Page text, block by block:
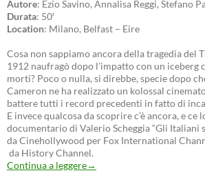
Autore: Ezio Savino, Annalisa Reggi, Stefano
Durata: 50′
Location: Milano, Belfast – Eire
Cosa non sappiamo ancora della tragedia del
1912 naufragò dopo l’impatto con un iceberg
morti? Poco o nulla, si direbbe, specie dopo
Cameron ne ha realizzato un kolossal
battere tutti i record precedenti in fatto di
E invece qualcosa da scoprire c’è ancora, e ce
documentario di Valerio Scheggia “Gli Italiani
da Cinehollywood per Fox International
da History Channel.
Continua a leggere→